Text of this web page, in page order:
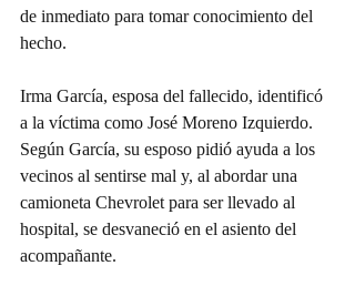
de inmediato para tomar conocimiento del
hecho.
Irma García, esposa del fallecido, identificó
a la víctima como José Moreno Izquierdo.
Según García, su esposo pidió ayuda a los
vecinos al sentirse mal y, al abordar una
camioneta Chevrolet para ser llevado al
hospital, se desvaneció en el asiento del
acompañante.